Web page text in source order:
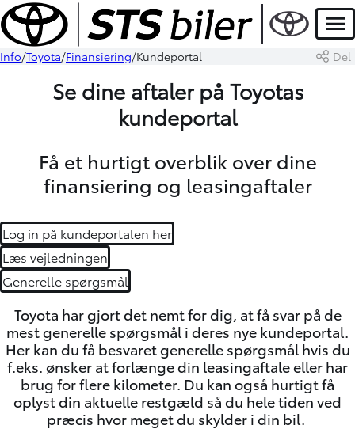
Info Toyota Finansiering Kundeportal Del
Se dine aftaler på Toyotas
kundeportal
Få et hurtigt overblik over dine
finansiering og leasingaftaler
Log in på kundeportalen her
Læs vejledningen
Generelle spørgsmål
Toyota har gjort det nemt for dig, at få svar på de
mest generelle spørgsmål i deres nye kundeportal.
Her kan du få besvaret generelle spørgsmål hvis du
f.eks. ønsker at forlænge din leasingaftale eller har
brug for flere kilometer. Du kan også hurtigt få
oplyst din aktuelle restgæld så du hele tiden ved
præcis hvor meget du skylder i din bil.